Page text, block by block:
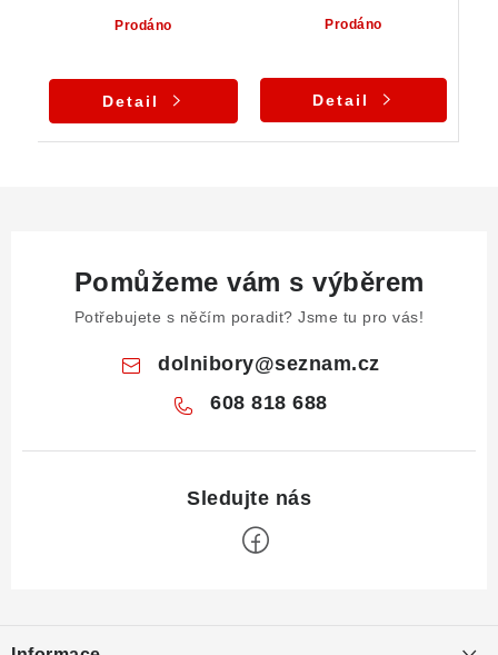
Prodáno
Detail
Prodáno
Detail
Pomůžeme vám s výběrem
Potřebujete s něčím poradit? Jsme tu pro vás!
dolnibory@seznam.cz
608 818 688